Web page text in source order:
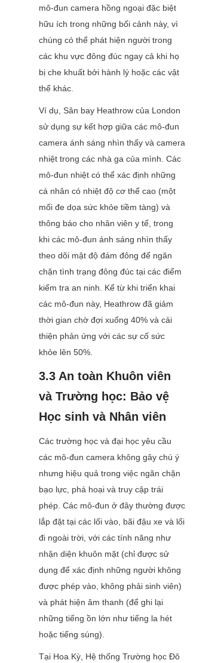
mô-đun camera hồng ngoại đặc biệt
hữu ích trong những bối cảnh này, vì
chúng có thể phát hiện người trong
các khu vực đông đúc ngay cả khi họ
bị che khuất bởi hành lý hoặc các vật
thể khác.
Ví dụ, Sân bay Heathrow của London
sử dụng sự kết hợp giữa các mô-đun
camera ánh sáng nhìn thấy và camera
nhiệt trong các nhà ga của mình. Các
mô-đun nhiệt có thể xác định những
cá nhân có nhiệt độ cơ thể cao (một
mối đe dọa sức khỏe tiềm tàng) và
thông báo cho nhân viên y tế, trong
khi các mô-đun ánh sáng nhìn thấy
theo dõi mật độ đám đông để ngăn
chặn tình trạng đông đúc tại các điểm
kiểm tra an ninh. Kể từ khi triển khai
các mô-đun này, Heathrow đã giảm
thời gian chờ đợi xuống 40% và cải
thiện phản ứng với các sự cố sức
khỏe lên 50%.
3.3 An toàn Khuôn viên
và Trường học: Bảo vệ
Học sinh và Nhân viên
Các trường học và đại học yêu cầu
các mô-đun camera không gây chú ý
nhưng hiệu quả trong việc ngăn chặn
bạo lực, phá hoại và truy cập trái
phép. Các mô-đun ở đây thường được
lắp đặt tại các lối vào, bãi đậu xe và lối
đi ngoài trời, với các tính năng như
nhận diện khuôn mặt (chỉ được sử
dụng để xác định những người không
được phép vào, không phải sinh viên)
và phát hiện âm thanh (để ghi lại
những tiếng ồn lớn như tiếng la hét
hoặc tiếng súng).
Tại Hoa Kỳ, Hệ thống Trường học Đô